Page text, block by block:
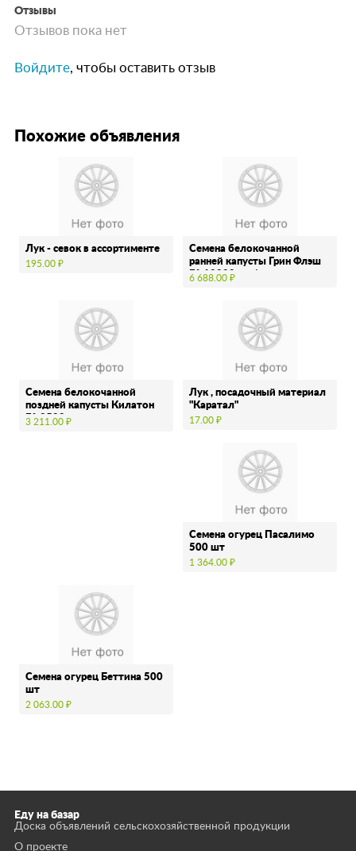
Отзывы
Отзывов пока нет
Войдите, чтобы оставить отзыв
Похожие объявления
Лук - севок в ассортименте
195.00 ₽
Семена белокочанной
ранней капусты Грин Флэш
F1 10000сем/пак
6 688.00 ₽
Семена белокочанной
поздней капусты Килатон
F1 2500шт.
3 211.00 ₽
Лук , посадочный материал
"Каратал"
17.00 ₽
Семена огурец Пасалимо
500 шт
1 364.00 ₽
Семена огурец Беттина 500
шт
2 063.00 ₽
Еду на базар
Доска объявлений сельскохозяйственной продукции
О проекте